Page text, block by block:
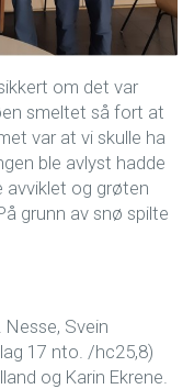
om det var
smeltet så fort at
var at vi skulle ha
ble avlyst hadde
avviklet og grøten
grunn av snø spilte
Nesse, Svein
17 nto. /hc25,8)
og Karin Ekrene.